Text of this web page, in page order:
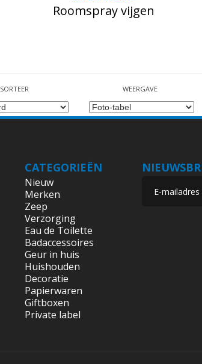
Roomspray vijgen
SORTEER WEERGAVE
CATEGORIEËN
Nieuw
Merken
Zeep
Verzorging
Eau de Toilette
Badaccessoires
Geur in huis
Huishouden
Decoratie
Papierwaren
Giftboxen
Private label